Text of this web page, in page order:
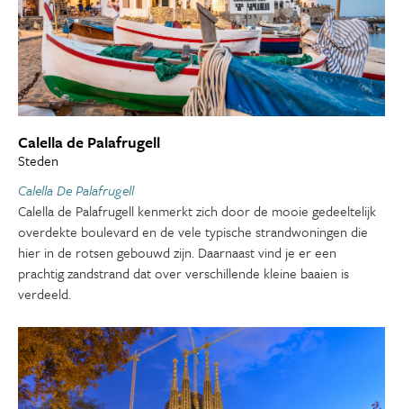
Calella de Palafrugell
Steden
Calella De Palafrugell
Calella de Palafrugell kenmerkt zich door de mooie gedeeltelijk
overdekte boulevard en de vele typische strandwoningen die
hier in de rotsen gebouwd zijn. Daarnaast vind je er een
prachtig zandstrand dat over verschillende kleine baaien is
verdeeld.